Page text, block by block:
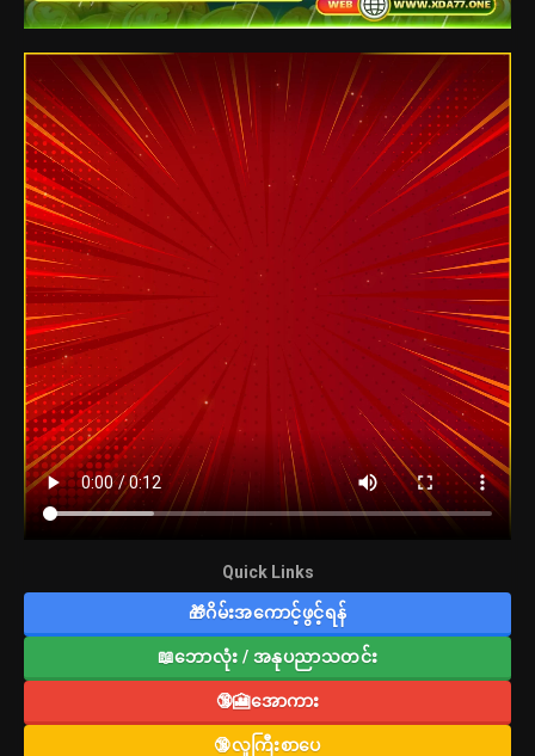
Quick Links
🎁ဂိမ်းအကောင့်ဖွင့်ရန်
📖ဘောလုံး / အနုပညာသတင်း
🔞🎦အောကား
🔞လူကြီးစာပေ